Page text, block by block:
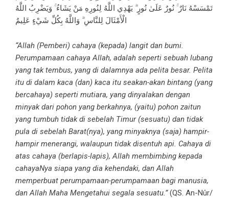
تَمْسَسْهُ نَارٌ ۚ نُورٌ عَلَىٰ نُورٍ ۗ يَهْدِي اللَّهُ لِنُورِهِ مَنْ يَشَاءُ ۚ وَيَضْرِبُ اللَّهُ
الْأَمْثَالَ لِلنَّاسِ ۗ وَاللَّهُ بِكُلِّ شَيْءٍ عَلِيمٌ
“Allah (Pemberi) cahaya (kepada) langit dan bumi.
Perumpamaan cahaya Allah, adalah seperti sebuah lubang
yang tak tembus, yang di dalamnya ada pelita besar. Pelita
itu di dalam kaca (dan) kaca itu seakan-akan bintang (yang
bercahaya) seperti mutiara, yang dinyalakan dengan
minyak dari pohon yang berkahnya, (yaitu) pohon zaitun
yang tumbuh tidak di sebelah Timur (sesuatu) dan tidak
pula di sebelah Barat(nya), yang minyaknya (saja) hampir-
hampir menerangi, walaupun tidak disentuh api. Cahaya di
atas cahaya (berlapis-lapis), Allah membimbing kepada
cahayaNya siapa yang dia kehendaki, dan Allah
memperbuat perumpamaan-perumpamaan bagi manusia,
dan Allah Maha Mengetahui segala sesuatu.”(QS. An-Nûr/